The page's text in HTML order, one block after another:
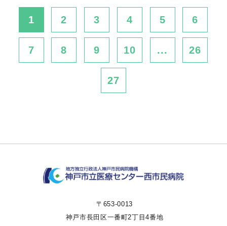
1 2 3 4 5 6
7 8 9 10 ... 26
27
〒653-0013
神戸市長田区一番町2丁目4番地